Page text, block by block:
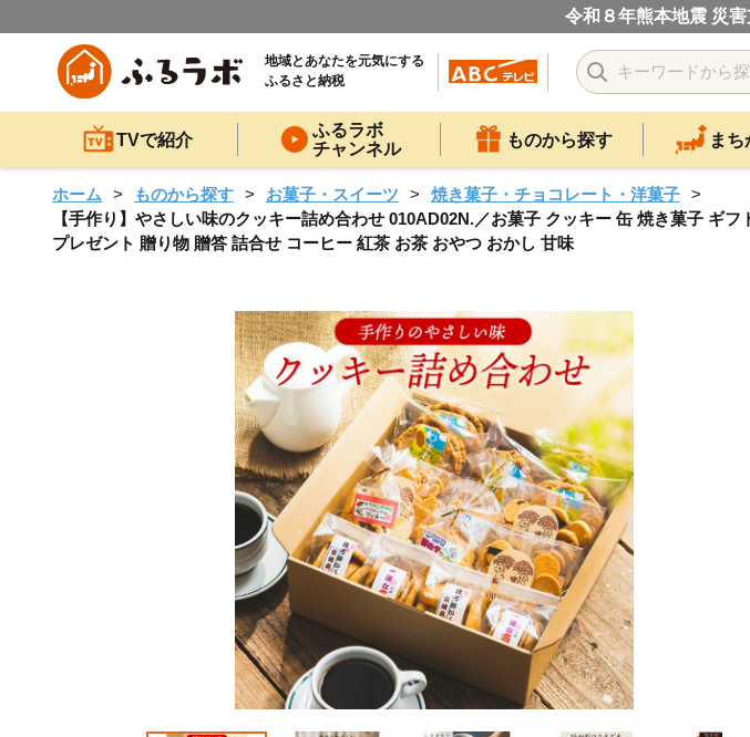
令和８年熊本地震 災
地域とあなたを元気にする
ふるさと納税
TVで紹介
ふるラボ
チャンネル
ものから探す ま
ホーム ものから探す お菓子・スイーツ
焼き菓子・チョコレート・洋菓子
【手作り】やさしい味のクッキー詰め合わせ 010AD02N.／お菓子 クッキー 缶 焼き菓子 ギ
プレゼント 贈り物 贈答 詰合せ コーヒー 紅茶 お茶 おやつ おかし 甘味